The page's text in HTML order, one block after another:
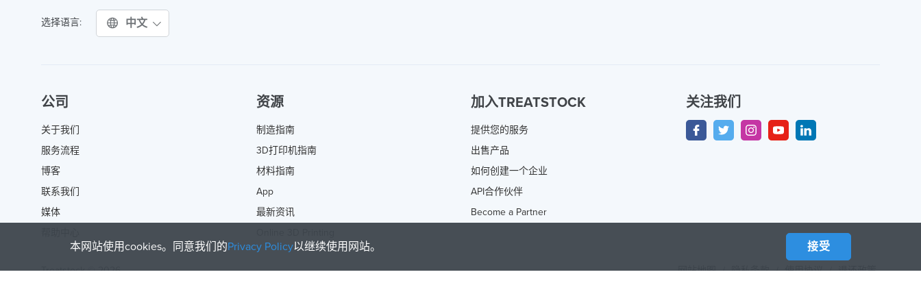
选择语言: 中文
公司
关于我们
服务流程
博客
联系我们
媒体
资源
制造指南
3D打印机指南
材料指南
App
最新资讯
加入TREATSTOCK
提供您的服务
出售产品
如何创建一个企业
API合作伙伴
Become a Partner
关注我们
Treatstock © 2026 网站地图 / 隐私条款 / 使用协议 / 退还政策
本网站使用cookies。同意我们的Privacy Policy以继续使用网站。 接受